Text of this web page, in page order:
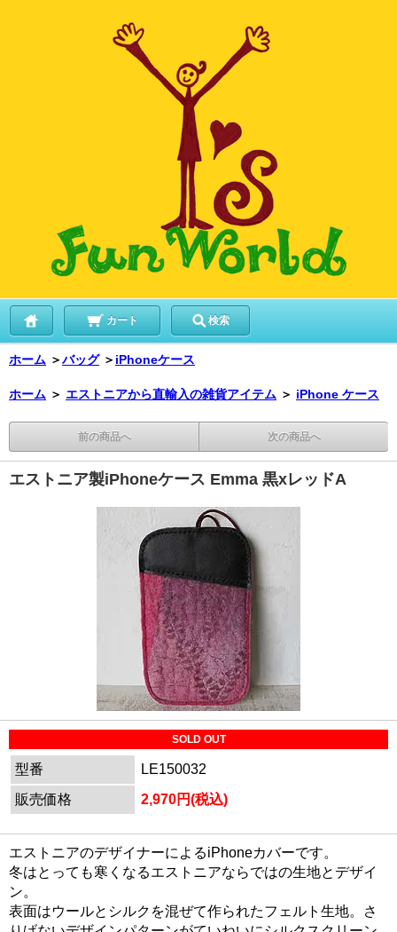
カート 検索
ホーム ＞バッグ ＞ iPhoneケース
ホーム ＞ エストニアから直輸入の雑貨アイテム ＞ iPhone ケース
前の商品へ 次の商品へ
エストニア製iPhoneケース Emma 黒xレッドA
SOLD OUT
型番
LE150032
販売価格
2,970円(税込)
エストニアのデザイナーによるiPhoneカバーです。
冬はとっても寒くなるエストニアならではの生地とデザイ
ン。
表面はウールとシルクを混ぜて作られたフェルト生地。さ